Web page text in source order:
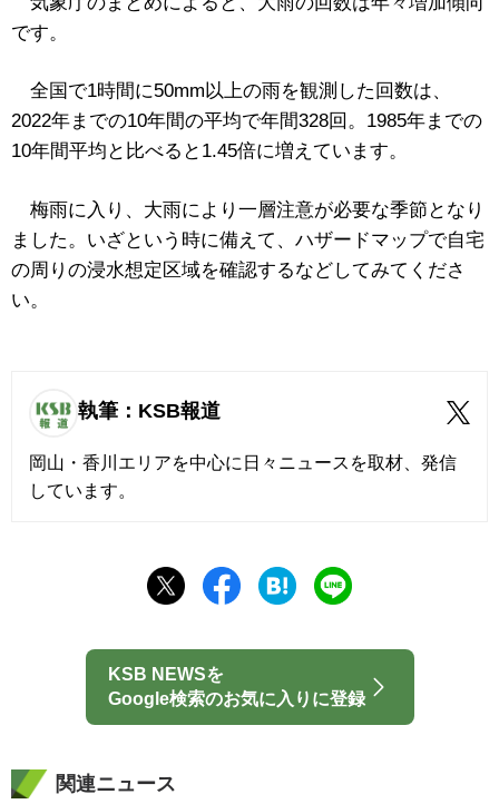
です。
全国で1時間に50mm以上の雨を観測した回数は、
2022年までの10年間の平均で年間328回。1985年までの
10年間平均と比べると1.45倍に増えています。
梅雨に入り、大雨により一層注意が必要な季節となり
ました。いざという時に備えて、ハザードマップで自宅
の周りの浸水想定区域を確認するなどしてみてくださ
い。
執筆：KSB報道
岡山・香川エリアを中心に日々ニュースを取材、発信
しています。
KSB NEWSを
Google検索のお気に入りに登録
関連ニュース